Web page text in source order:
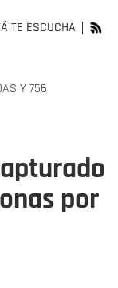
TE ESCUCHA
Y 756
por